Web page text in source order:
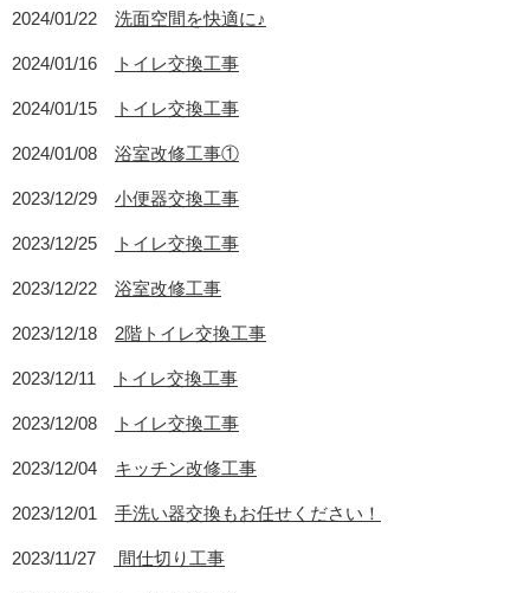
2024/01/22 洗面空間を快適に♪
2024/01/16 トイレ交換工事
2024/01/15 トイレ交換工事
2024/01/08 浴室改修工事①
2023/12/29 小便器交換工事
2023/12/25 トイレ交換工事
2023/12/22 浴室改修工事
2023/12/18 2階トイレ交換工事
2023/12/11 トイレ交換工事
2023/12/08 トイレ交換工事
2023/12/04 キッチン改修工事
2023/12/01 手洗い器交換もお任せください！
2023/11/27 間仕切り工事